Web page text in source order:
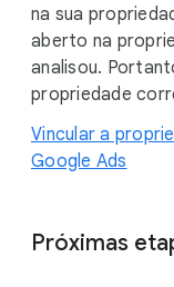
na sua
aberto na
analisou.
propriedade
Vincular a
Google Ads
Próximas